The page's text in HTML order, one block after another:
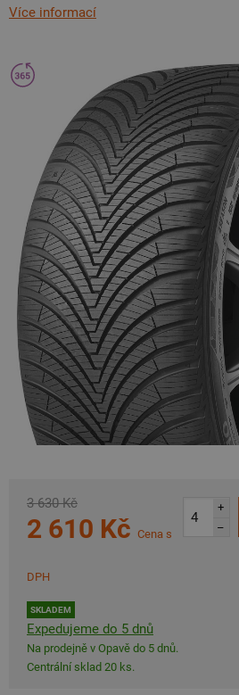
Více informací
3 630 Kč
2 610 Kč Cena s
DPH
SKLADEM
Expedujeme do 5 dnů
Na prodejně v Opavě do 5 dnů.
Centrální sklad 20 ks.
+
–